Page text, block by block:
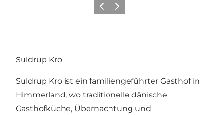
Vorherige Folie
Nächste Folie
Suldrup Kro
Suldrup Kro ist ein familiengeführter Gasthof in
Himmerland, wo traditionelle dänische
Gasthofküche, Übernachtung und